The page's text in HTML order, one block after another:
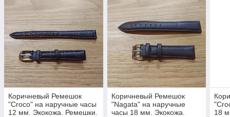
Коричневый Ремешок
"Croco" на наручные часы
12 мм. Экокожа. Ремешки.
Коричневый Ремешок
"Nagata" на наручные
часы 18 мм. Экокожа.
18